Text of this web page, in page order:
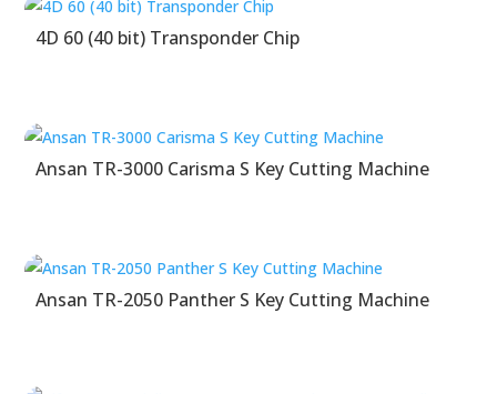
4D 60 (40 bit) Transponder Chip
Ansan TR-3000 Carisma S Key Cutting Machine
Ansan TR-2050 Panther S Key Cutting Machine